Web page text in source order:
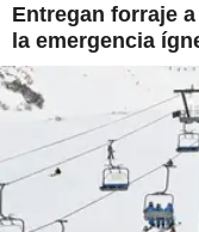
Entregan forraje
la emergencia